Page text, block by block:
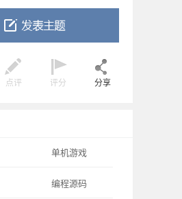
点评 评分 分享
单机游戏
编程源码